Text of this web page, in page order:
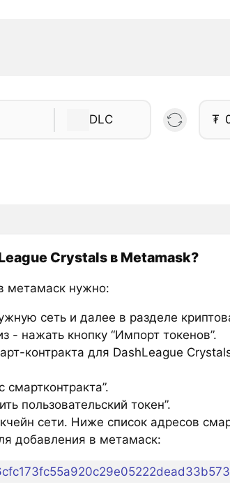
DLC ₮
Crystals в Metamask?
метамаск нужно:
сеть и далее в разделе
- нажать кнопку “Импорт токенов”.
контракта для DashLeague
смартконтракта”.
пользовательский токен”.
сети. Ниже список адресов
добавления в метамаск: